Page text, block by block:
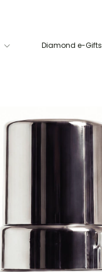
Diamond e-Gifts